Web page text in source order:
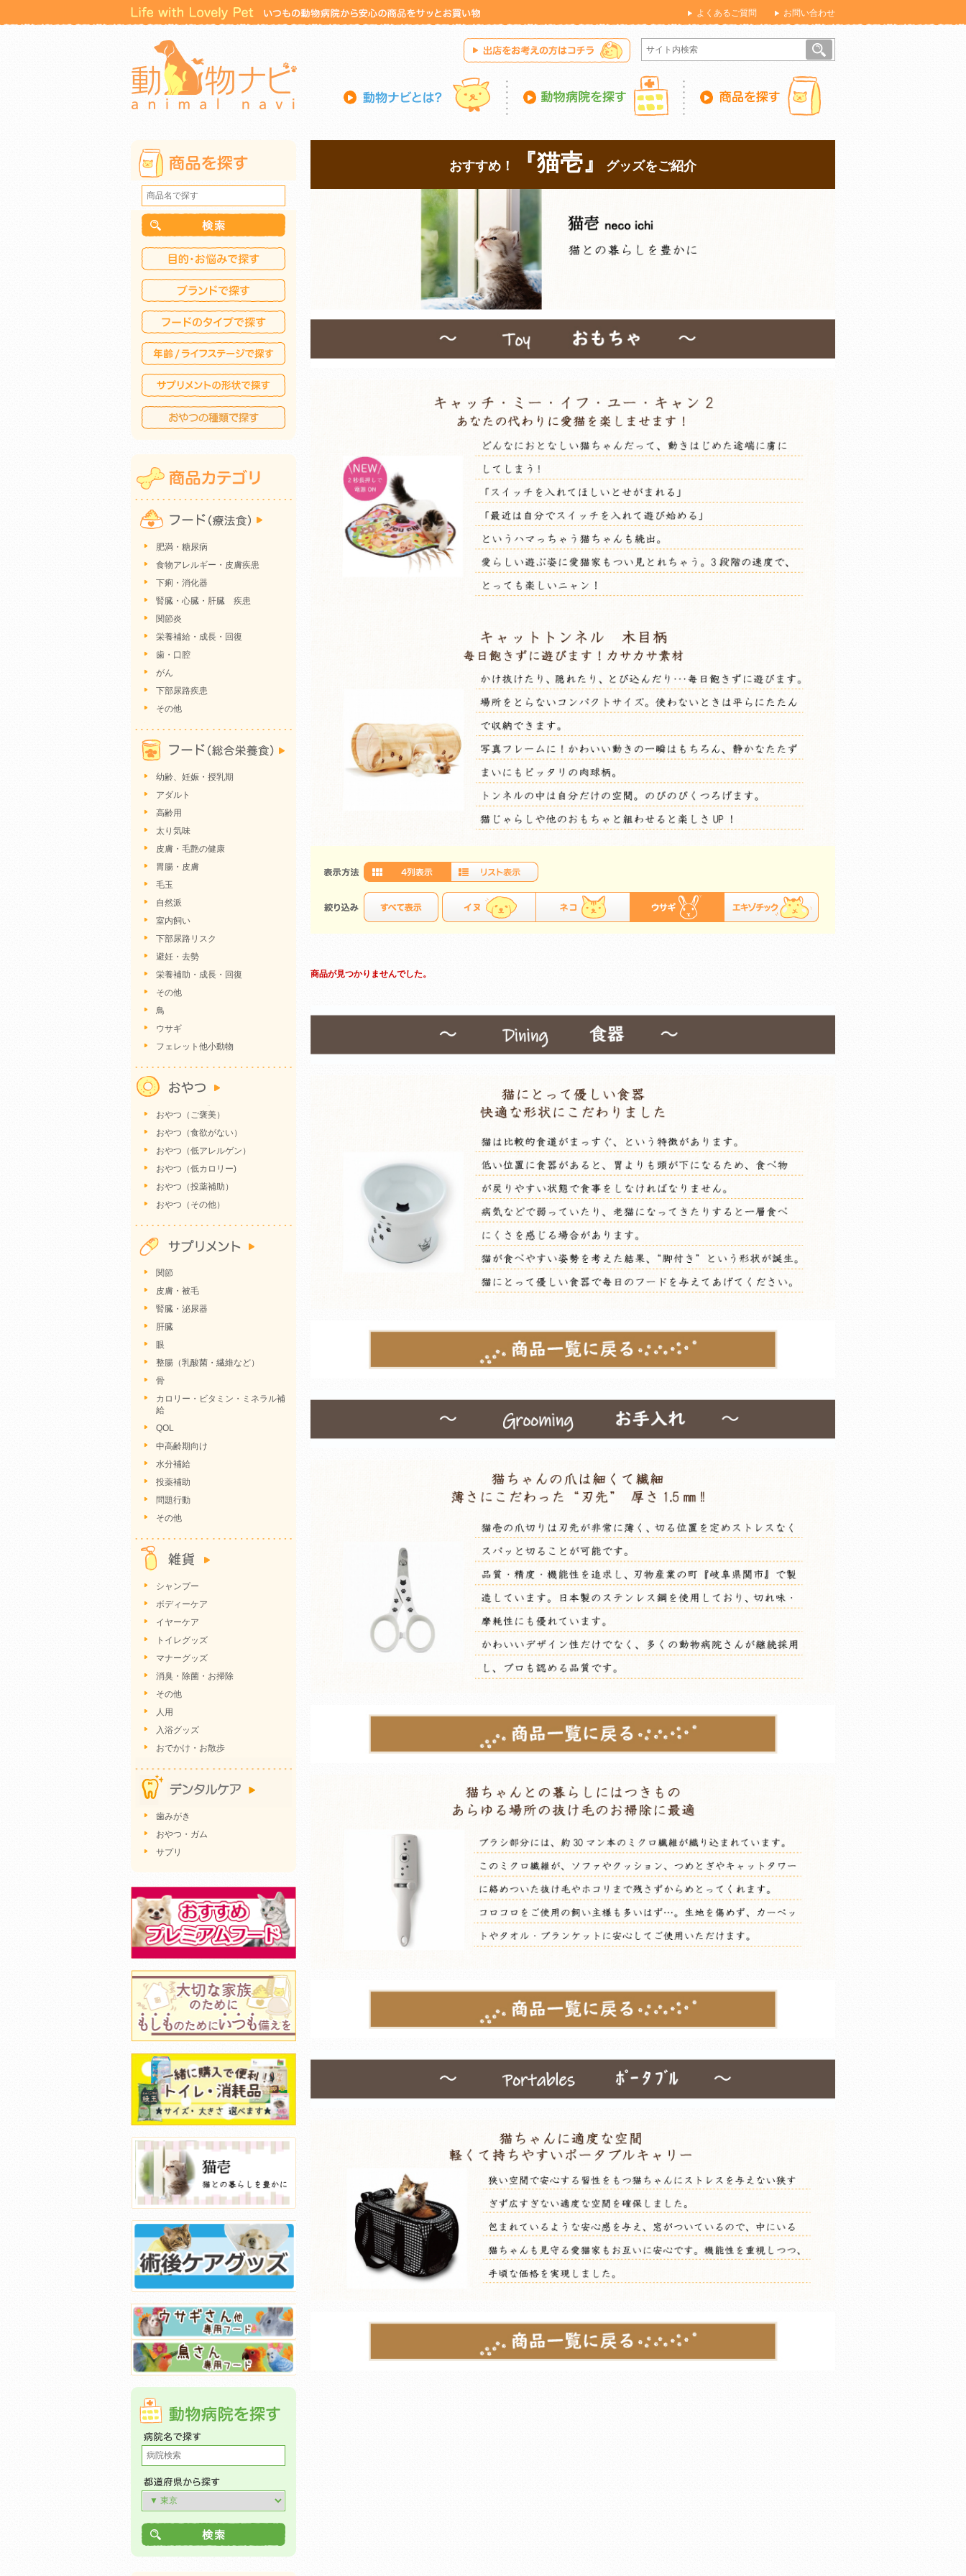
よくあるご質問 お問い合わせ
おすすめ！ 『猫壱』 グッズをご紹介
商品が見つかりませんでした。
肥満・糖尿病
食物アレルギー・皮膚疾患
下痢・消化器
腎臓・心臓・肝臓 疾患
関節炎
栄養補給・成長・回復
歯・口腔
がん
下部尿路疾患
その他
幼齢、妊娠・授乳期
アダルト
高齢用
太り気味
皮膚・毛艶の健康
胃腸・皮膚
毛玉
自然派
室内飼い
下部尿路リスク
避妊・去勢
栄養補助・成長・回復
その他
鳥
ウサギ
フェレット他小動物
おやつ（ご褒美）
おやつ（食欲がない）
おやつ（低アレルゲン）
おやつ（低カロリー)
おやつ（投薬補助）
おやつ（その他）
関節
皮膚・被毛
腎臓・泌尿器
肝臓
眼
整腸（乳酸菌・繊維など）
骨
カロリー・ビタミン・ミネラル補
給
QOL
中高齢期向け
水分補給
投薬補助
問題行動
その他
シャンプー
ボディーケア
イヤーケア
トイレグッズ
マナーグッズ
消臭・除菌・お掃除
その他
人用
入浴グッズ
おでかけ・お散歩
歯みがき
おやつ・ガム
サプリ